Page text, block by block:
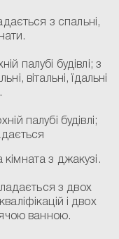
з спальні,
палубі будівлі; з
вітальні, їдальні
палубі будівлі;
кімната з джакузі.
з двох
і двох
ванною.